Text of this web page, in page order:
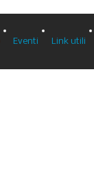
Eventi Link utili